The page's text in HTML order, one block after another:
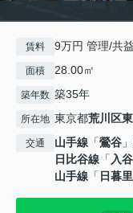
賃料 9万円 管理/共
面積 28.00㎡
築年数 築35年
所在地 東京都荒川区
交通 山手線 「鶯谷
日比谷線 「入谷
山手線 「 日暮里